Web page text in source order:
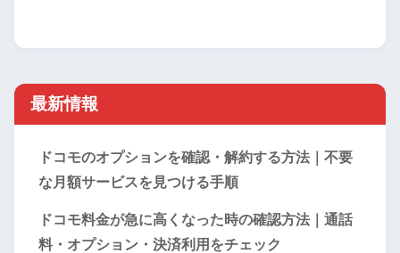
最新情報
ドコモのオプションを確認・解約する方法｜不要
な月額サービスを見つける手順
ドコモ料金が急に高くなった時の確認方法｜通話
料・オプション・決済利用をチェック